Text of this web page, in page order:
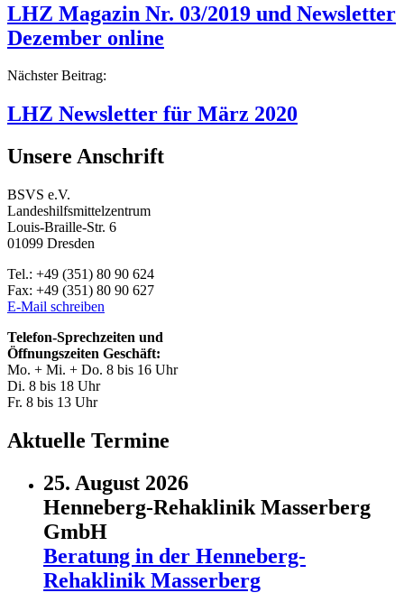
LHZ Magazin Nr. 03/2019 und Newsletter
Dezember online
Nächster Beitrag:
LHZ Newsletter für März 2020
Unsere Anschrift
BSVS e.V.
Landeshilfsmittelzentrum
Louis-Braille-Str. 6
01099 Dresden
Tel.: +49 (351) 80 90 624
Fax: +49 (351) 80 90 627
E-Mail schreiben
Telefon-Sprechzeiten und
Öffnungszeiten Geschäft:
Mo. + Mi. + Do. 8 bis 16 Uhr
Di. 8 bis 18 Uhr
Fr. 8 bis 13 Uhr
Aktuelle Termine
25. August 2026
Henneberg-Rehaklinik Masserberg
GmbH
Beratung in der Henneberg-
Rehaklinik Masserberg